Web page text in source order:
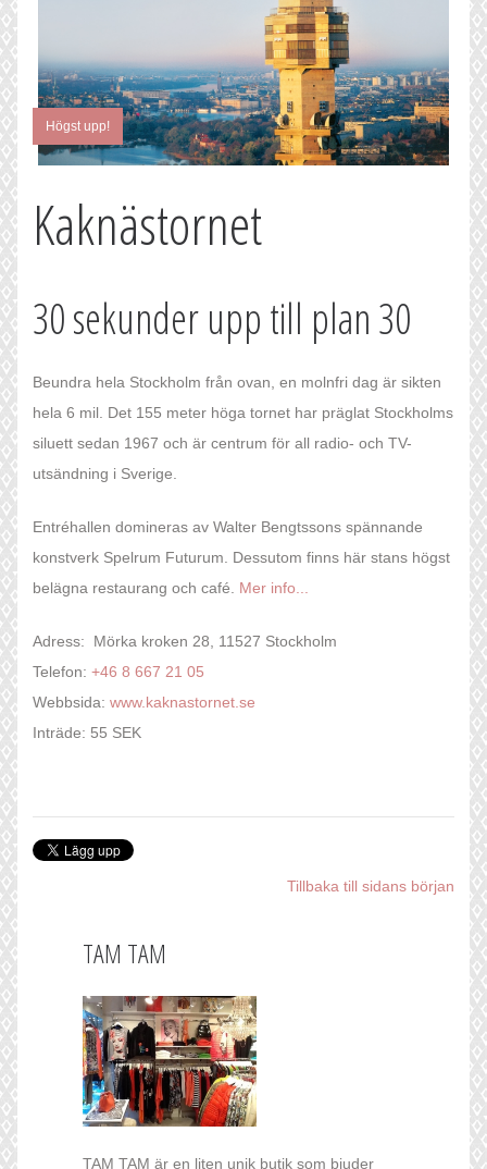
Högst upp!
Kaknästornet
30 sekunder upp till plan 30
Beundra hela Stockholm från ovan, en molnfri dag är sikten
hela 6 mil. Det 155 meter höga tornet har präglat Stockholms
siluett sedan 1967 och är centrum för all radio- och TV-
utsändning i Sverige.
Entréhallen domineras av Walter Bengtssons spännande
konstverk Spelrum Futurum. Dessutom finns här stans högst
belägna restaurang och café. Mer info...
Adress: Mörka kroken 28, 11527 Stockholm
Telefon: +46 8 667 21 05
Webbsida: www.kaknastornet.se
Inträde: 55 SEK
Tillbaka till sidans början
TAM TAM
TAM TAM är en liten unik butik som bjuder